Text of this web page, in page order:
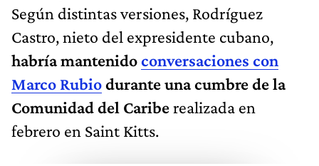
Según distintas versiones, Rodríguez
Castro, nieto del expresidente cubano,
habría mantenidoconversaciones con
Marco Rubiodurante una cumbre de la
Comunidad del Cariberealizada en
febrero en Saint Kitts.